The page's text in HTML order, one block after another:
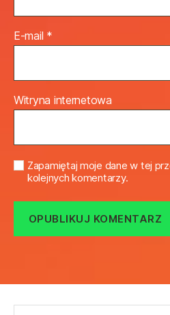
E-mail *
Witryna internetowa
Zapamiętaj moje dane w tej
kolejnych komentarzy.